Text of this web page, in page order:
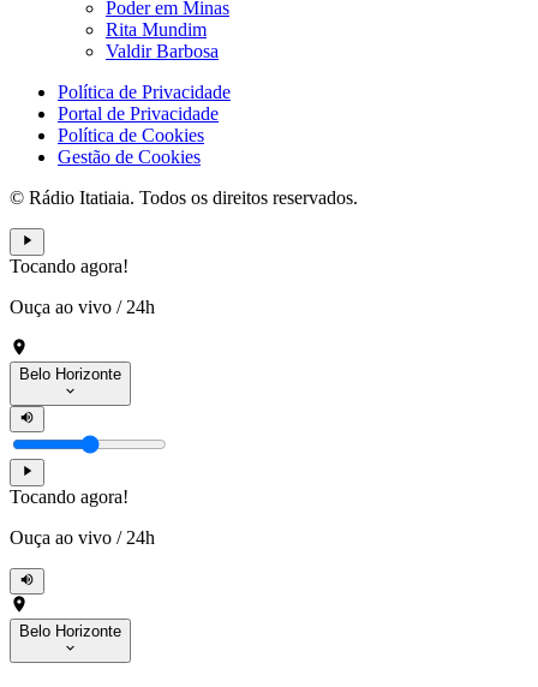
Poder em Minas
Rita Mundim
Valdir Barbosa
Política de Privacidade
Portal de Privacidade
Política de Cookies
Gestão de Cookies
© Rádio Itatiaia. Todos os direitos reservados.
Tocando agora!
Ouça ao vivo / 24h
Belo Horizonte
Tocando agora!
Ouça ao vivo / 24h
Belo Horizonte